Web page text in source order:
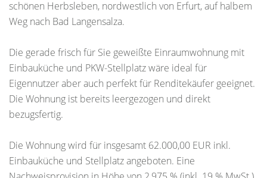
schönen Herbsleben, nordwestlich von Erfurt, auf halbem
Weg nach Bad Langensalza.
Die gerade frisch für Sie geweißte Einraumwohnung mit
Einbauküche und PKW-Stellplatz wäre ideal für
Eigennutzer aber auch perfekt für Renditekäufer geeignet.
Die Wohnung ist bereits leergezogen und direkt
bezugsfertig.
Die Wohnung wird für insgesamt 62.000,00 EUR inkl.
Einbauküche und Stellplatz angeboten. Eine